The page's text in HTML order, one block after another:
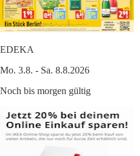
EDEKA
Mo. 3.8. - Sa. 8.8.2026
Noch bis morgen gültig